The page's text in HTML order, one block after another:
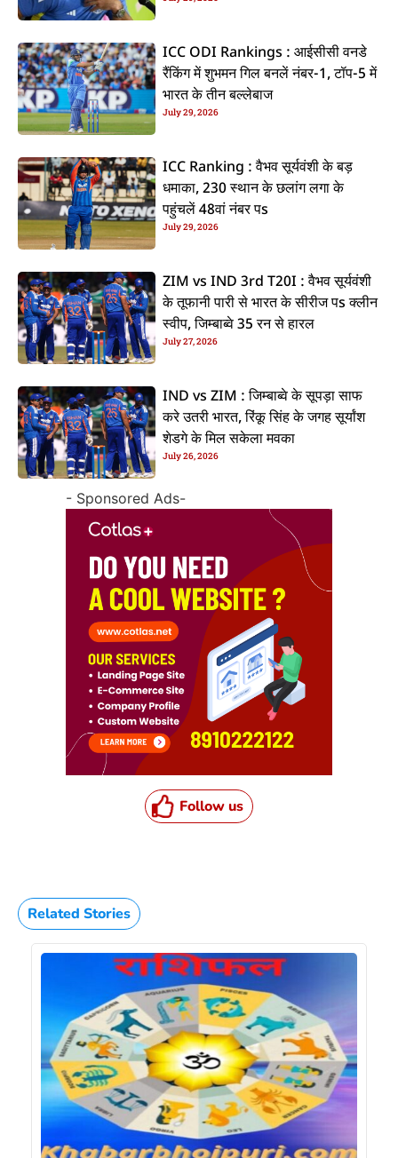
ICC ODI Rankings : आईसीसी वनडे
रैंकिंग में शुभमन गिल बनलें नंबर-1, टॉप-5 में
भारत के तीन बल्लेबाज
July 29, 2026
ICC Ranking : वैभव सूर्यवंशी के बड़
धमाका, 230 स्थान के छलांग लगा के
पहुंचलें 48वां नंबर पs
July 29, 2026
ZIM vs IND 3rd T20I : वैभव सूर्यवंशी
के तूफानी पारी से भारत के सीरीज पs क्लीन
स्वीप, जिम्बाब्वे 35 रन से हारल
July 27, 2026
IND vs ZIM : जिम्बाब्वे के सूपड़ा साफ
करे उतरी भारत, रिंकू सिंह के जगह सूर्यांश
शेडगे के मिल सकेला मवका
July 26, 2026
- Sponsored Ads-
Follow us
Related Stories